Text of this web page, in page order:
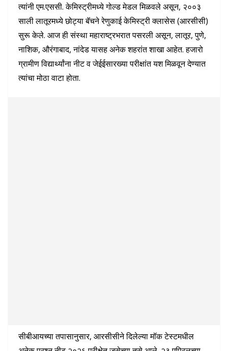
त्यांनी एम.एससी. केमिस्ट्रीमध्ये गोल्ड मेडल मिळवले असून, २००३
साली लातूरमध्ये छोट्या बॅचने रेणुकाई केमिस्ट्री क्लासेस (आरसीसी)
सुरू केले. आज ही संस्था महाराष्ट्रभरात पसरली असून, लातूर, पुणे,
नाशिक, औरंगाबाद, नांदेड यासह अनेक शहरांत शाखा आहेत. हजारो
ग्रामीण विद्यार्थ्यांना नीट व जेईईसारख्या परीक्षांत यश मिळवून देण्यात
त्यांचा मोठा वाटा होता.
सीबीआयच्या तपासानुसार, आरसीसीने दिलेल्या मॉक टेस्टमधील